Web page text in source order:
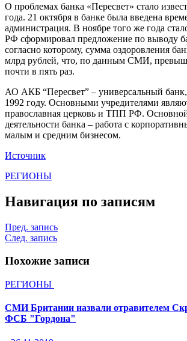
О проблемах банка «Пересвет» стало
года. 21 октября в банке была введена
администрация. В ноябре того же года
РФ сформировал предложение по выводу
согласно которому, сумма оздоровления
млрд рублей, что, по данным СМИ,
почти в пять раз.
АО АКБ “Пересвет” – универсальный
1992 году. Основными учредителями
православная церковь и ТПП РФ.
деятельности банка – работа с
малым и средним бизнесом.
Источник
РЕГИОНЫ
Навигация по записям
Пред. запись
След. запись
Похожие записи
РЕГИОНЫ
СМИ Британии назвали отравителем
ФСБ "Гордона"